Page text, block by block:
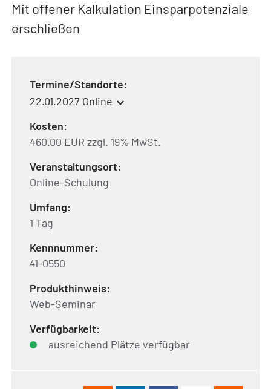
Mit offener Kalkulation Einsparpotenziale
erschließen
Termine/Standorte:
22.01.2027 Online
Kosten:
460.00 EUR zzgl. 19% MwSt.
Veranstaltungsort:
Online-Schulung
Umfang:
1 Tag
Kennnummer:
41-0550
Produkthinweis:
Web-Seminar
Verfügbarkeit:
ausreichend Plätze verfügbar